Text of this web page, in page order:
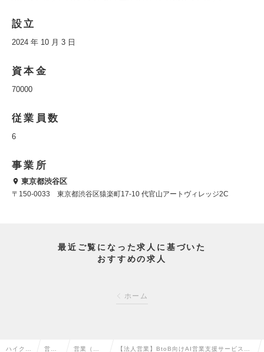
設立
2024 年 10 月 3 日
資本金
70000
従業員数
6
事業所
東京都渋谷区
〒150-0033 東京都渋谷区猿楽町17-10 代官山アートヴィレッジ2C
最近ご覧になった求人に基づいた
おすすめの求人
ホーム
ハイクラ 営業 営業（法 【法人営業】BtoB向けAI営業支援サービスを